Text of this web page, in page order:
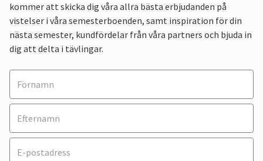
kommer att skicka dig våra allra bästa erbjudanden på
vistelser i våra semesterboenden, samt inspiration för din
nästa semester, kundfördelar från våra partners och bjuda in
dig att delta i tävlingar.